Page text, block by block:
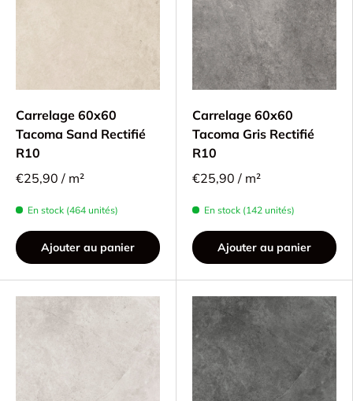
Carrelage 60x60
Tacoma Sand Rectifié
R10
€25,90 / m²
En stock (464 unités)
Ajouter au panier
Carrelage 60x60
Tacoma Gris Rectifié
R10
€25,90 / m²
En stock (142 unités)
Ajouter au panier